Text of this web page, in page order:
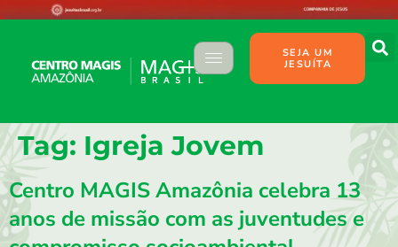
SEJA UM
JESUÍTA
Tag: Igreja Jovem
Centro MAGIS Amazônia celebra 13
anos de missão com as juventudes e